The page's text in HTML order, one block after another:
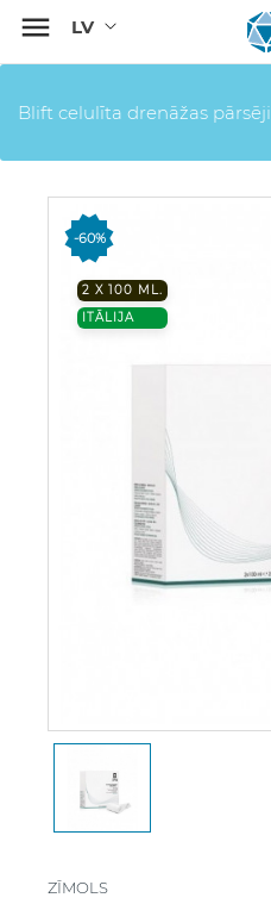

Blift celulīta drenāžas pārsēji
-60%
2 X 100 ML.
ITĀLIJA
ZĪMOLS